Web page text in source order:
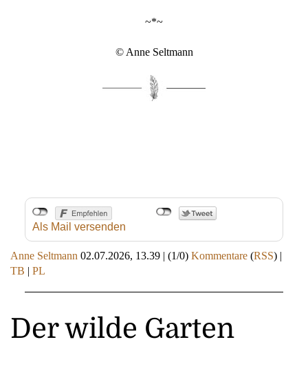
~*~
© Anne Seltmann
Als Mail versenden
Anne Seltmann 02.07.2026, 13.39 | (1/0) Kommentare (RSS) |
TB | PL
Der wilde Garten